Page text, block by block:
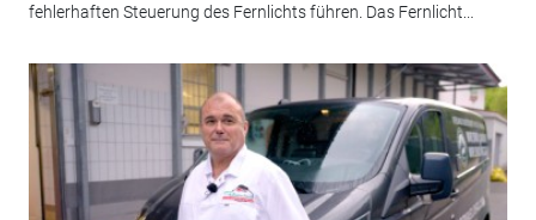
fehlerhaften Steuerung des Fernlichts führen. Das Fernlicht...